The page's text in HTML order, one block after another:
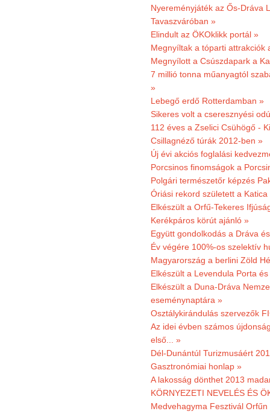
Nyereményjáték az Ős-Dráva
Tavaszváróban »
Elindult az ÖKOklikk portál »
Megnyíltak a tóparti attrakciók
Megnyílott a Csúszdapark a
7 millió tonna műanyagtól
»
Lebegő erdő Rotterdamban »
Sikeres volt a cseresznyési
112 éves a Zselici Csühögő -
Csillagnéző túrák 2012-ben »
Új évi akciós foglalási
Porcsinos finomságok a
Polgári természetőr képzés
Óriási rekord született a Katica
Elkészült a Orfű-Tekeres
Kerékpáros körút ajánló »
Együtt gondolkodás a Dráva
Év végére 100%-os szelektív
Magyarország a berlini Zöld
Elkészült a Levendula Porta
Elkészült a Duna-Dráva
eseménynaptára »
Osztálykirándulás szervezők
Az idei évben számos
első... »
Dél-Dunántúl Turizmusáért
Gasztronómiai honlap »
A lakosság dönthet 2013
KÖRNYEZETI NEVELÉS ÉS
Medvehagyma Fesztivál